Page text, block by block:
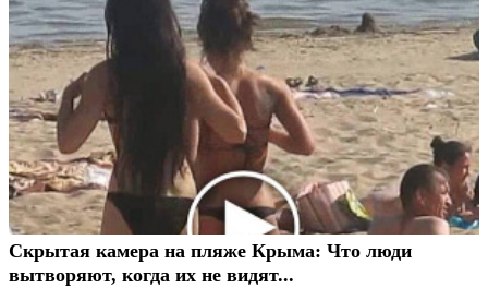
Скрытая камера на пляже Крыма: Что люди
вытворяют, когда их не видят...